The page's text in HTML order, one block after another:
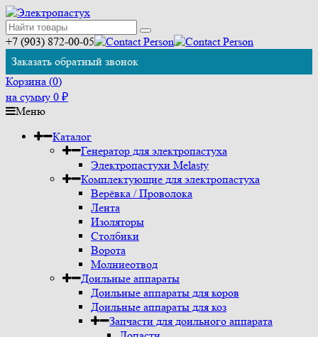
+7 (903) 872-00-05
Заказать обратный звонок
Корзина (0)
на сумму 0 ₽
Меню
Каталог
Генератор для электропастуха
Электропастухи Melasty
Комплектующие для электропастуха
Верёвка / Проволока
Лента
Изоляторы
Столбики
Ворота
Молниеотвод
Доильные аппараты
Доильные аппараты для коров
Доильные аппараты для коз
Запчасти для доильного аппарата